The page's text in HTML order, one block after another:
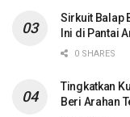
Sirkuit Balap
Ini di Pantai
0 SHARES
Tingkatkan
Beri Arahan